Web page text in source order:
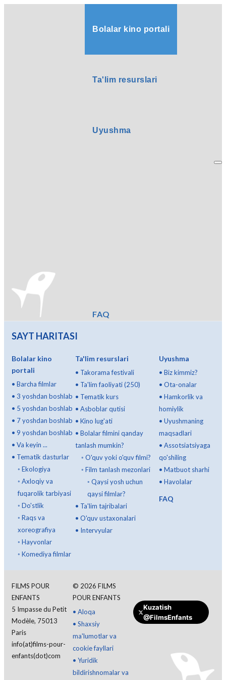
Bolalar kino portali
Ta'lim resurslari
Uyushma
FAQ
Xayriya qiling
SAYT HARITASI
Bolalar kino
portali
• Barcha filmlar
• 3 yoshdan boshlab
• 5 yoshdan boshlab
• 7 yoshdan boshlab
• 9 yoshdan boshlab
• Va keyin ...
• Tematik dasturlar
◦ Ekologiya
◦ Axloqiy va
fuqarolik tarbiyasi
◦ Do'stlik
◦ Raqs va
xoreografiya
◦ Hayvonlar
◦ Komediya filmlar
Ta'lim resurslari
• Takorama festivali
• Ta'lim faoliyati (250)
• Tematik kurs
• Asboblar qutisi
• Kino lug'ati
• Bolalar filmini qanday
tanlash mumkin?
◦ O'quv yoki o'quv filmi?
◦ Film tanlash mezonlari
◦ Qaysi yosh uchun
qaysi filmlar?
• Ta'lim tajribalari
• O'quv ustaxonalari
• Intervyular
Uyushma
•Biz kimmiz?
•Ota-onalar
•Hamkorlik va
homiylik
•Uyushmaning
maqsadlari
•Assotsiatsiyaga
qo'shiling
•Matbuot sharhi
•Havolalar
FAQ
FILMS POUR
ENFANTS
5 Impasse du Petit
Modèle, 75013
Paris
info(at)films-pour-
enfants(dot)com
© 2026 FILMS
POUR ENFANTS
• Aloqa
• Shaxsiy
ma'lumotlar va
cookie fayllari
• Yuridik
bildirishnomalar va
Kuzatish
@FilmsEnfants